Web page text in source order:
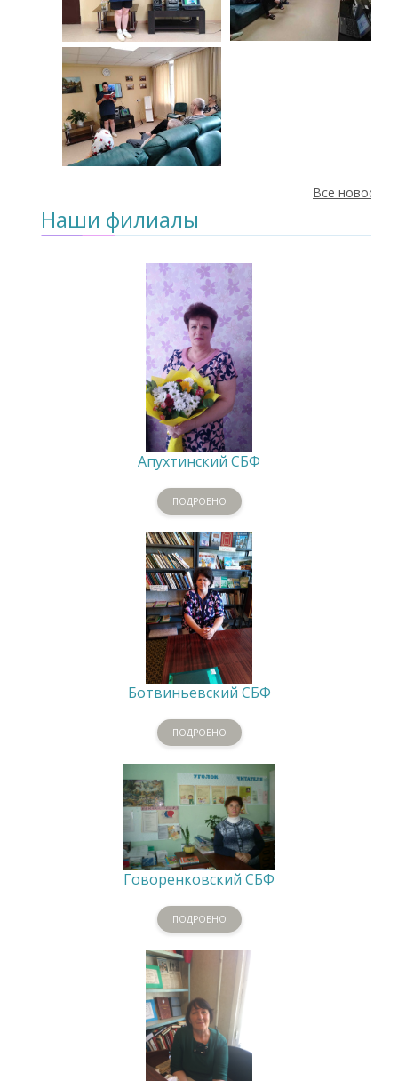
Все новости
Наши филиалы
Апухтинский СБФ
ПОДРОБНО
Ботвиньевский СБФ
ПОДРОБНО
Говоренковский СБФ
ПОДРОБНО